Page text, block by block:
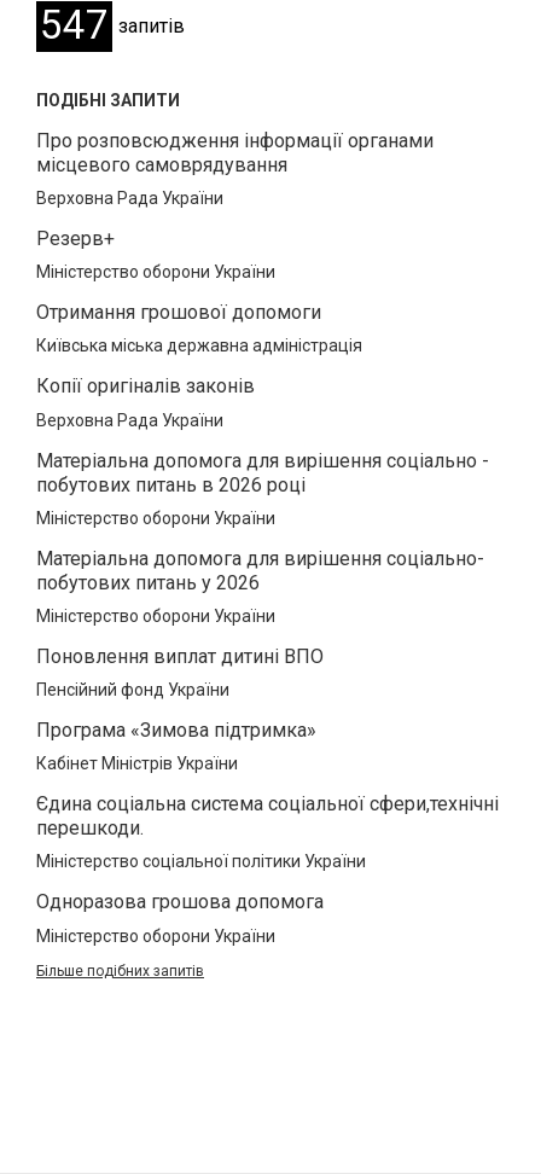
547 запитів
ПОДІБНІ ЗАПИТИ
Про розповсюдження інформації органами
місцевого самоврядування
Верховна Рада України
Резерв+
Міністерство оборони України
Отримання грошової допомоги
Київська міська державна адміністрація
Копії оригіналів законів
Верховна Рада України
Матеріальна допомога для вирішення соціально -
побутових питань в 2026 році
Міністерство оборони України
Матеріальна допомога для вирішення соціально-
побутових питань у 2026
Міністерство оборони України
Поновлення виплат дитині ВПО
Пенсійний фонд України
Програма «Зимова підтримка»
Кабінет Міністрів України
Єдина соціальна система соціальної сфери,технічні
перешкоди.
Міністерство соціальної політики України
Одноразова грошова допомога
Міністерство оборони України
Більше подібних запитів